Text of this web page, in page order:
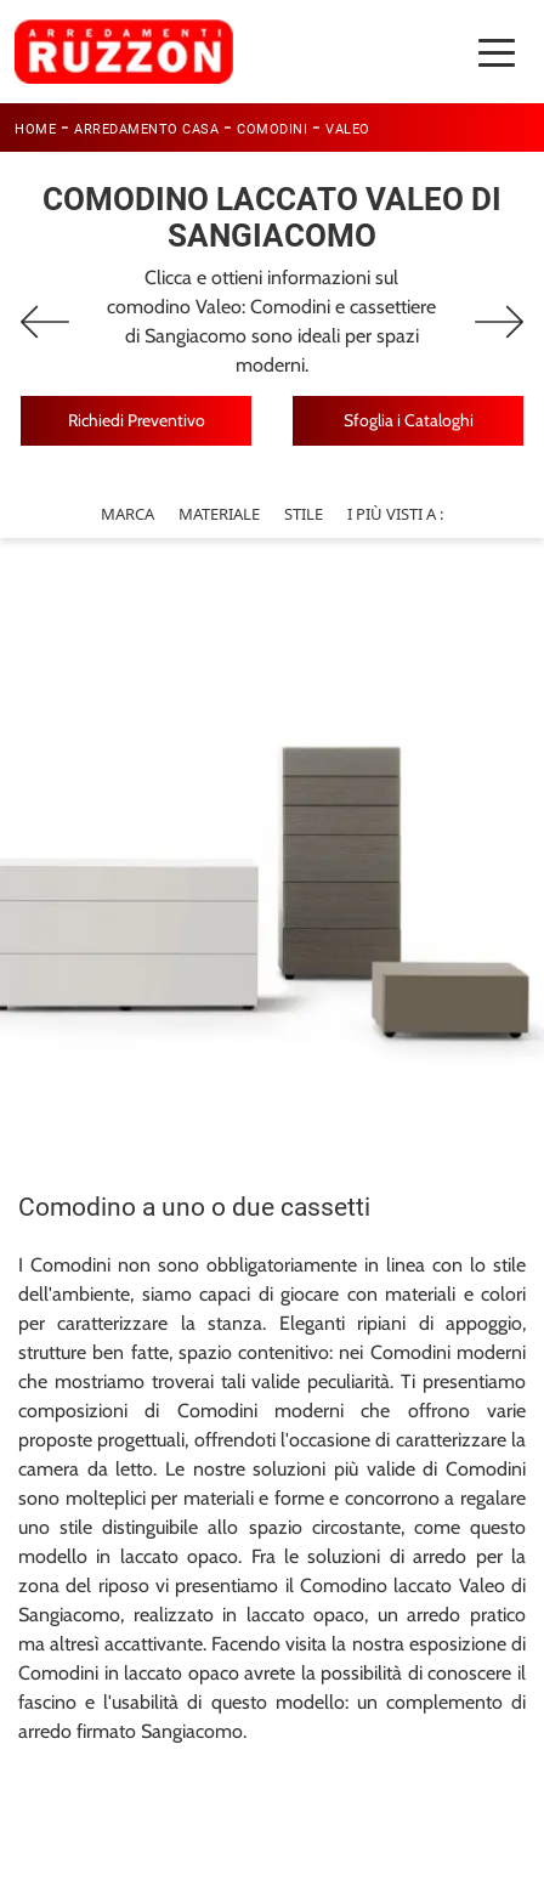
HOME - ARREDAMENTO CASA - COMODINI - VALEO
COMODINO LACCATO VALEO DI
SANGIACOMO
Clicca e ottieni informazioni sul
comodino Valeo: Comodini e cassettiere
di Sangiacomo sono ideali per spazi
moderni.
Richiedi Preventivo Sfoglia i Cataloghi
MARCA MATERIALE STILE I PIÙ VISTI A :
Comodino a uno o due cassetti
I Comodini non sono obbligatoriamente in linea con lo stile
dell'ambiente, siamo capaci di giocare con materiali e colori
per caratterizzare la stanza. Eleganti ripiani di appoggio,
strutture ben fatte, spazio contenitivo: nei Comodini moderni
che mostriamo troverai tali valide peculiarità. Ti presentiamo
composizioni di Comodini moderni che offrono varie
proposte progettuali, offrendoti l'occasione di caratterizzare la
camera da letto. Le nostre soluzioni più valide di Comodini
sono molteplici per materiali e forme e concorrono a regalare
uno stile distinguibile allo spazio circostante, come questo
modello in laccato opaco. Fra le soluzioni di arredo per la
zona del riposo vi presentiamo il Comodino laccato Valeo di
Sangiacomo, realizzato in laccato opaco, un arredo pratico
ma altresì accattivante. Facendo visita la nostra esposizione di
Comodini in laccato opaco avrete la possibilità di conoscere il
fascino e l'usabilità di questo modello: un complemento di
arredo firmato Sangiacomo.